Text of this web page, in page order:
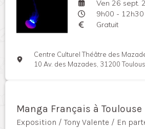
Ven 26 sept.
9h00 - 12h30
Gratuit
Centre Culturel Théâtre des
10 Av. des Mazades, 31200
Manga Français à Toulouse
Exposition / Tony Valente / En